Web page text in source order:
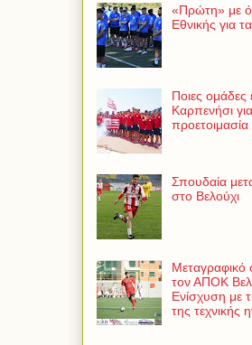
«Πρώτη» με
Εθνικής για
Ποιες ομάδες
Καρπενήσι για
προετοιμασία
Σπουδαία
στο Βελούχι
Μεταγραφικό
τον ΑΠΟΚ
Ενίσχυση με
της τεχνικής